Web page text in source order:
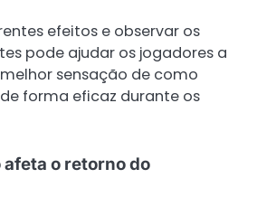
efeitos e observar os
pode ajudar os jogadores a
sensação de como
forma eficaz durante os
afeta o retorno do